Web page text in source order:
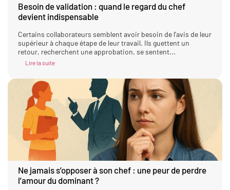
Besoin de validation : quand le regard du chef
devient indispensable
Certains collaborateurs semblent avoir besoin de l’avis de leur
supérieur à chaque étape de leur travail. Ils guettent un
retour, recherchent une approbation, se sentent...
Lire la suite
Ne jamais s’opposer à son chef : une peur de perdre
l’amour du dominant ?